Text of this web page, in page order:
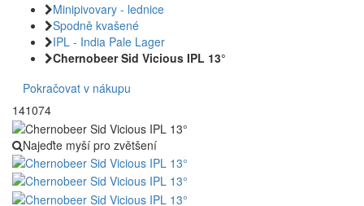
Minipivovary - lednice
Spodně kvašené
IPL - India Pale Lager
Chernobeer Sid Vicious IPL 13°
Pokračovat v nákupu
141074
Najeďte myší pro zvětšení